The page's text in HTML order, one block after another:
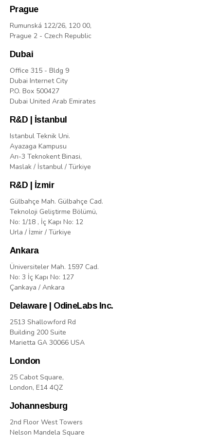
Prague
Rumunská 122/26, 120 00,
Prague 2 - Czech Republic
Dubai
Office 315 - Bldg 9
Dubai Internet City
P.O. Box 500427
Dubai United Arab Emirates
R&D | İstanbul
Istanbul Teknik Uni.
Ayazaga Kampusu
Arı-3 Teknokent Binasi,
Maslak / İstanbul / Türkiye
R&D | İzmir
Gülbahçe Mah. Gülbahçe Cad.
Teknoloji Geliştirme Bölümü,
No: 1/18 , İç Kapı No: 12
Urla / İzmir / Türkiye
Ankara
Üniversiteler Mah. 1597 Cad.
No: 3 İç Kapı No: 127
Çankaya / Ankara
Delaware | OdineLabs Inc.
2513 Shallowford Rd
Building 200 Suite
Marietta GA 30066 USA
London
25 Cabot Square,
London, E14 4QZ
Johannesburg
2nd Floor West Towers
Nelson Mandela Square